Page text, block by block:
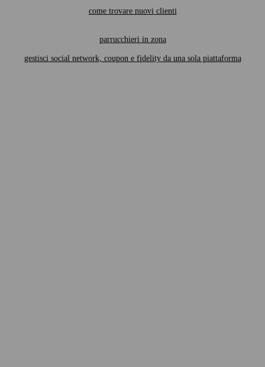
come trovare nuovi clienti
parrucchieri in zona
gestisci social network, coupon e fidelity da una sola piattaforma